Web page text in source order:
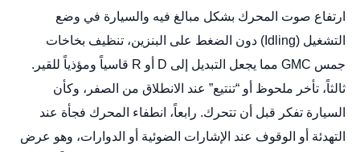
ارتفاع صوت المحرك بشكل مبالغ فيه والسيارة في وضع
التشغيل (Idling) دون الضغط على البنزين،
تنظيف بخاخات
جمس GMC
مما يجعل التبديل إلى D أو R قاسياً ومؤذياً للقير.
ثالثاً، تأخر ملحوظ أو “تنتيع” عند الانطلاق من الصفر، وكأن
السيارة تفكر قبل أن تتحرك. رابعاً، انطفاء المحرك فجأة عند
التهدئة أو الوقوف عند الإشارات الضوئية أو الدوارات، وهو عرض